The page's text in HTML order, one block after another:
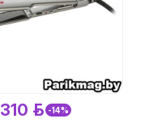
310 р. -14%